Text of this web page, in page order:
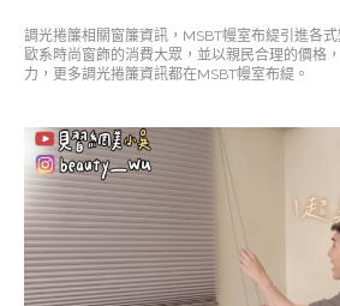
調光捲簾相關窗簾資訊，MSBT幔室布緹引進各
歐系時尚窗飾的消費大眾，並以親民合理的價格
力，更多調光捲簾資訊都在MSBT幔室布緹。